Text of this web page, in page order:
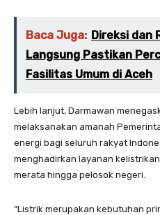
Baca Juga: Direksi dan
Langsung Pastikan
Fasilitas Umum di Aceh
Lebih lanjut, Darmawan
melaksanakan amanah
energi bagi seluruh rakyat
menghadirkan layanan
merata hingga pelosok negeri.
“Listrik merupakan kebutuhan